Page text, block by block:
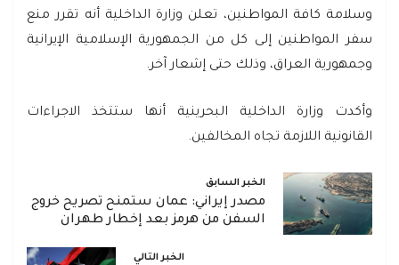
وسلامة كافة المواطنين، تعلن وزارة الداخلية أنه تقرر منع
سفر المواطنين إلى كل من الجمهورية الإسلامية الإيرانية
وجمهورية العراق، وذلك حتى إشعار آخر.
وأكدت وزارة الداخلية البحرينية أنها ستتخذ الاجراءات
القانونية اللازمة تجاه المخالفين.
الخبر السابق
مصدر إيراني: عمان ستمنح تصريح خروج
السفن من هرمز بعد إخطار طهران
الخبر التالي